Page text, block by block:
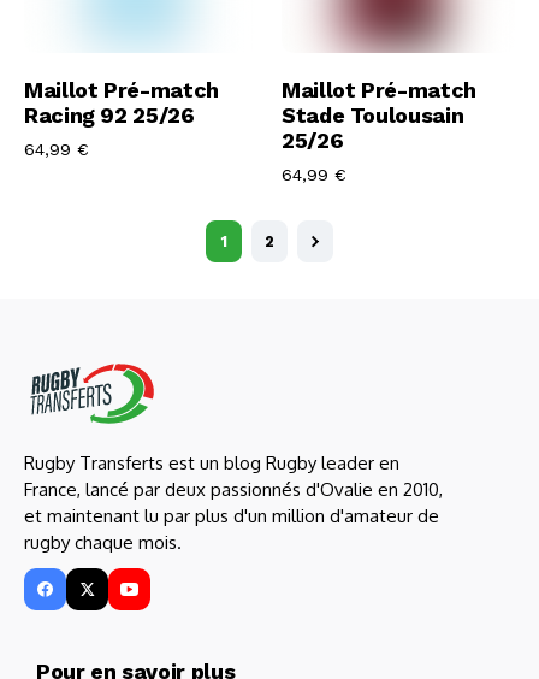
Acheter Le Maillot
Maillot Pré-match
Racing 92 25/26
64,99 €
Acheter Le Maillot
Maillot Pré-match
Stade Toulousain
25/26
64,99 €
1 2
Rugby Transferts est un blog Rugby leader en
France, lancé par deux passionnés d'Ovalie en 2010,
et maintenant lu par plus d'un million d'amateur de
rugby chaque mois.
Pour en savoir plus